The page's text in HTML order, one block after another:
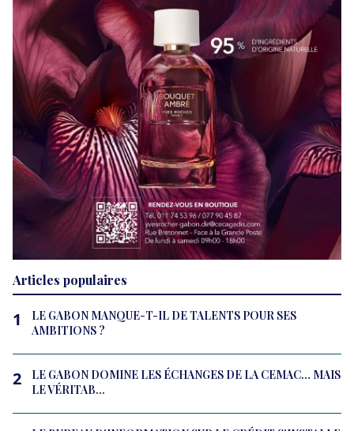
Articles populaires
1
LE GABON MANQUE-T-IL DE TALENTS POUR SES
AMBITIONS ?
2
LE GABON DOMINE LES ÉCHANGES DE LA CEMAC… MAIS
LE VÉRITAB...